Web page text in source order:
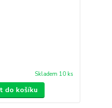
Skladem 10 ks
do košíku